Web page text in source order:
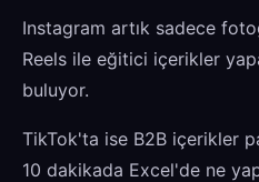
Instagram artık sadece
Reels ile eğitici içerikler
buluyor.
TikTok'ta ise B2B içerikler
10 dakikada Excel'de ne